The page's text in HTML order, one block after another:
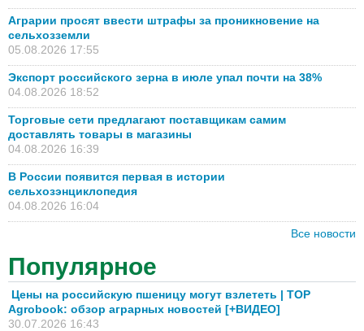
Аграрии просят ввести штрафы за проникновение на
сельхозземли
05.08.2026 17:55
Экспорт российского зерна в июле упал почти на 38%
04.08.2026 18:52
Торговые сети предлагают поставщикам самим
доставлять товары в магазины
04.08.2026 16:39
В России появится первая в истории
сельхозэнциклопедия
04.08.2026 16:04
Все новости
Популярное
Цены на российскую пшеницу могут взлететь | TOP
Agrobook: обзор аграрных новостей [+ВИДЕО]
30.07.2026 16:43